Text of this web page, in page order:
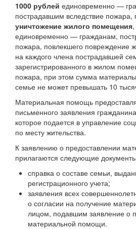
1000 рублей единовременно —
пострадавшим вследствие пожара,
уничтожение жилого помещения
единовременно — гражданам,
пожара, повлекшего повреждение
на каждого члена пострадавшей
зарегистрированного в жилом
пожара, при этом сумма
семье не может превышать 10
Материальная помощь
письменного заявления
которое подается в управление
по месту жительства.
К заявлению о предоставлении
прилагаются следующие
справка о составе семьи,
регистрационного учета;
заявления всех
о согласии на получение
лицом, подавшим заявление о
материальной помощи.